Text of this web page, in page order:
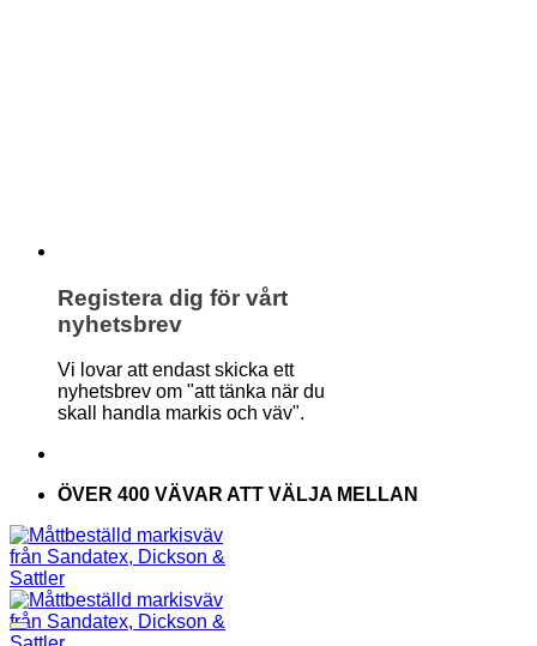
Registera dig för vårt
nyhetsbrev
Vi lovar att endast skicka ett
nyhetsbrev om "att tänka när du
skall handla markis och väv".
ÖVER 400 VÄVAR ATT VÄLJA MELLAN